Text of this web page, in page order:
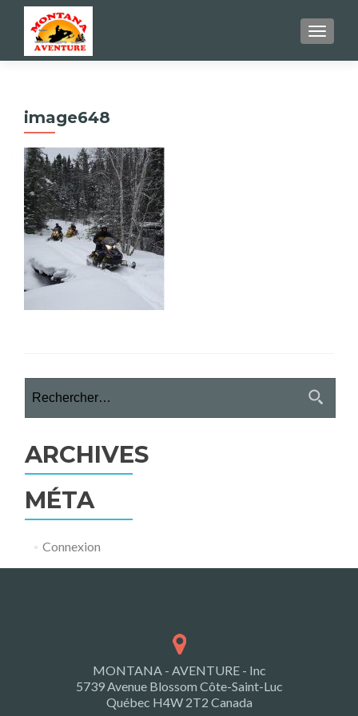
image648
ARCHIVES
MÉTA
Connexion
MONTANA - AVENTURE - Inc
5739 Avenue Blossom Côte-Saint-Luc
Québec H4W 2T2 Canada